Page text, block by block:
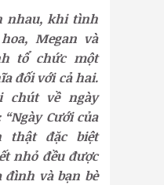
nhau, khi tình
Megan và
tổ chức một
đối với cả hai.
chút về ngày
Cưới của
thật đặc biệt
nhỏ đều được
và bạn bè